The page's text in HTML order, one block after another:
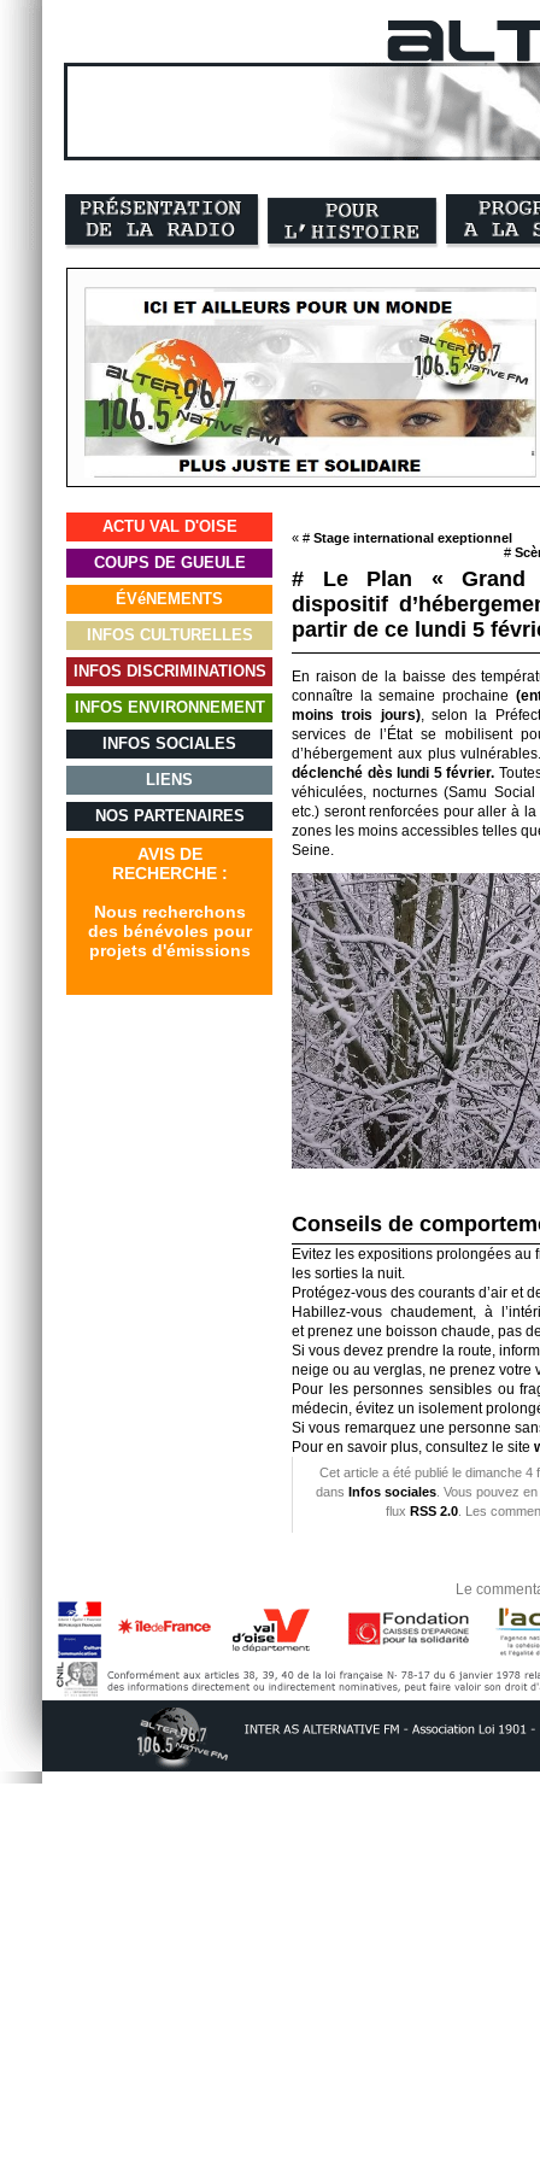
ACTU VAL D'OISE
COUPS DE GUEULE
ÉVéNEMENTS
INFOS CULTURELLES
INFOS DISCRIMINATIONS
INFOS ENVIRONNEMENT
INFOS SOCIALES
LIENS
NOS PARTENAIRES
AVIS DE
RECHERCHE :
Nous recherchons
des bénévoles pour
projets d'émissions
« # Stage international exeptionnel
#
# Le Plan « Grand
dispositif
partir de ce lundi 5
En raison de la baisse des
connaître la semaine prochaine
moins trois jours), selon la
services de l’État se mobilisent
d’hébergement aux plus
déclenché dès lundi 5 février.
véhiculées, nocturnes (Samu
etc.) seront renforcées pour aller à
zones les moins accessibles telles
Seine.
Conseils de
Evitez les expositions prolongées au
les sorties la nuit.
Protégez-vous des courants d’air et
Habillez-vous chaudement, à
et prenez une boisson chaude, pas
Si vous devez prendre la route,
neige ou au verglas, ne prenez votre
Pour les personnes sensibles ou
médecin, évitez un isolement
Si vous remarquez une personne
Pour en savoir plus, consultez le site
Cet article a été publié le dimanche
dans Infos sociales . Vous pouvez
flux RSS 2.0. Les
Le